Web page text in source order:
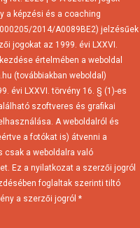
a képzési és a coaching
2014/A0089BE2) jelzésűek
jogokat az 1999. évi LXXVI.
értelmében a weboldal
(továbbiakban weboldal)
évi LXXVI. törvény 16. § (1)-es
szoftveres és grafikai
A weboldalról és
a fotókat is) átvenni a
a weboldalra való
Ez a nyilatkozat a szerzői jogról
foglaltak szerinti tiltó
a szerzői jogról *